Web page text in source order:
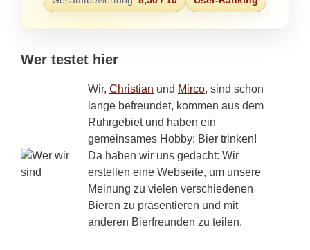
Wer testet hier
Wir, Christian und Mirco, sind schon
lange befreundet, kommen aus dem
Ruhrgebiet und haben ein
gemeinsames Hobby: Bier trinken!
Da haben wir uns gedacht: Wir
erstellen eine Webseite, um unsere
Meinung zu vielen verschiedenen
Bieren zu präsentieren und mit
anderen Bierfreunden zu teilen.